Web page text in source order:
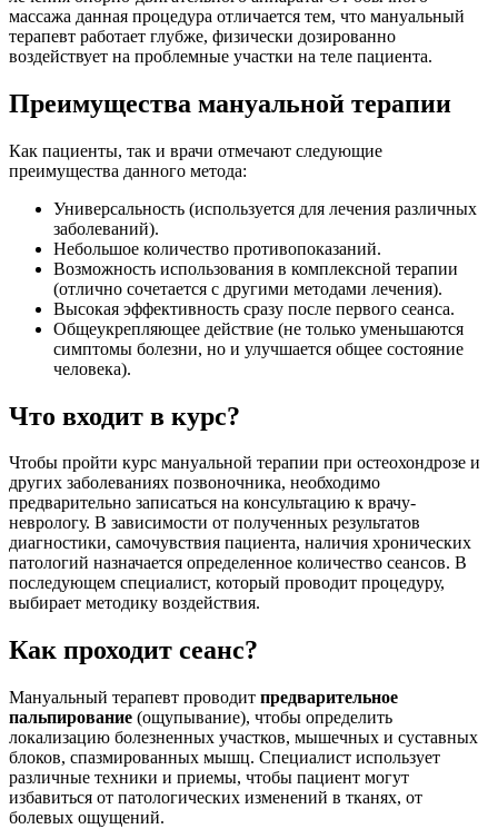
массажа данная процедура отличается тем, что мануальный
терапевт работает глубже, физически дозированно
воздействует на проблемные участки на теле пациента.
Преимущества мануальной терапии
Как пациенты, так и врачи отмечают следующие
преимущества данного метода:
Универсальность (используется для лечения различных
заболеваний).
Небольшое количество противопоказаний.
Возможность использования в комплексной терапии
(отлично сочетается с другими методами лечения).
Высокая эффективность сразу после первого сеанса.
Общеукрепляющее действие (не только уменьшаются
симптомы болезни, но и улучшается общее состояние
человека).
Что входит в курс?
Чтобы пройти курс мануальной терапии при остеохондрозе и
других заболеваниях позвоночника, необходимо
предварительно записаться на консультацию к врачу-
неврологу. В зависимости от полученных результатов
диагностики, самочувствия пациента, наличия хронических
патологий назначается определенное количество сеансов. В
последующем специалист, который проводит процедуру,
выбирает методику воздействия.
Как проходит сеанс?
Мануальный терапевт проводит предварительное
пальпирование (ощупывание), чтобы определить
локализацию болезненных участков, мышечных и суставных
блоков, спазмированных мышц. Специалист использует
различные техники и приемы, чтобы пациент могут
избавиться от патологических изменений в тканях, от
болевых ощущений.